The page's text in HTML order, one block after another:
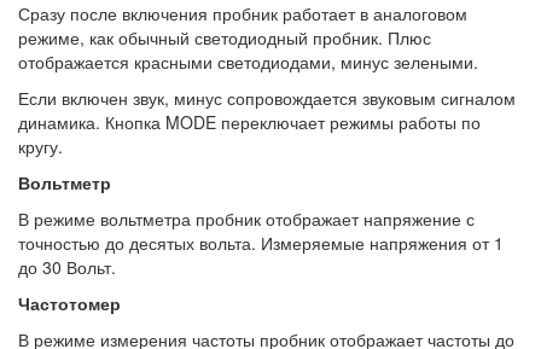
Сразу после включения пробник работает в аналоговом
режиме, как обычный светодиодный пробник. Плюс
отображается красными светодиодами, минус зелеными.
Если включен звук, минус сопровождается звуковым сигналом
динамика. Кнопка MODE переключает режимы работы по
кругу.
Вольтметр
В режиме вольтметра пробник отображает напряжение с
точностью до десятых вольта. Измеряемые напряжения от 1
до 30 Вольт.
Частотомер
В режиме измерения частоты пробник отображает частоты до